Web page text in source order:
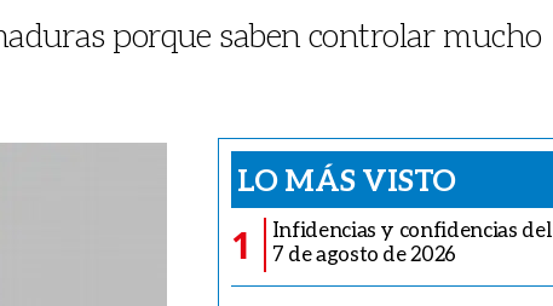
porque saben controlar mucho
LO MÁS VISTO
1
Infidencias y confidencias del
7 de agosto de 2026